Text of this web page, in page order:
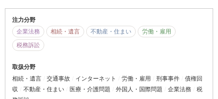
注力分野
企業法務
相続・遺言 不動産・住まい
労働・雇用
税務訴訟
取扱分野
相続・遺言
交通事故 インターネット 労働・雇用 刑事事件
債権回
収
不動産・住まい 医療・介護問題 外国人・国際問題 企業法務
税